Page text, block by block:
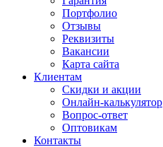
Портфолио
Отзывы
Реквизиты
Вакансии
Карта сайта
Клиентам
Скидки и акции
Онлайн-калькулятор
Вопрос-ответ
Оптовикам
Контакты